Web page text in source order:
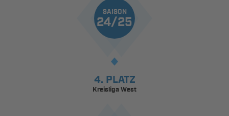
SAISON
24/25
4. PLATZ
Kreisliga West